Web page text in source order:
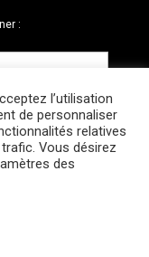
:
réservés.
l’utilisation
de personnaliser
relatives
Vous désirez
des